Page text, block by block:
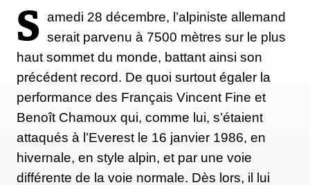
S amedi 28 décembre, l’alpiniste allemand
serait parvenu à 7500 mètres sur le plus
haut sommet du monde, battant ainsi son
précédent record. De quoi surtout égaler la
performance des Français Vincent Fine et
Benoît Chamoux qui, comme lui, s’étaient
attaqués à l’Everest le 16 janvier 1986, en
hivernale, en style alpin, et par une voie
différente de la voie normale. Dès lors, il lui